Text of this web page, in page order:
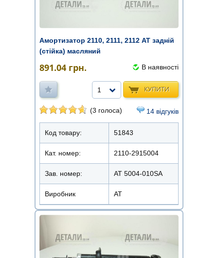
Амортизатор 2110, 2111, 2112 AT задній
(стійка) масляний
891.04 грн. В наявності
КУПИТИ
1
(3 голоса) 14 відгуків
Код товару: 51843
Кат. номер: 2110-2915004
Зав. номер: AT 5004-010SA
Виробник АТ